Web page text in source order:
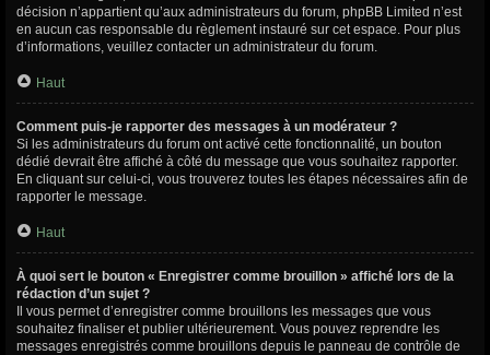
décision n’appartient qu’aux administrateurs du forum, phpBB Limited n’est
en aucun cas responsable du règlement instauré sur cet espace. Pour plus
d’informations, veuillez contacter un administrateur du forum.
Haut
Comment puis-je rapporter des messages à un modérateur ?
Si les administrateurs du forum ont activé cette fonctionnalité, un bouton
dédié devrait être affiché à côté du message que vous souhaitez rapporter.
En cliquant sur celui-ci, vous trouverez toutes les étapes nécessaires afin de
rapporter le message.
Haut
À quoi sert le bouton « Enregistrer comme brouillon » affiché lors de la
rédaction d’un sujet ?
Il vous permet d’enregistrer comme brouillons les messages que vous
souhaitez finaliser et publier ultérieurement. Vous pouvez reprendre les
messages enregistrés comme brouillons depuis le panneau de contrôle de